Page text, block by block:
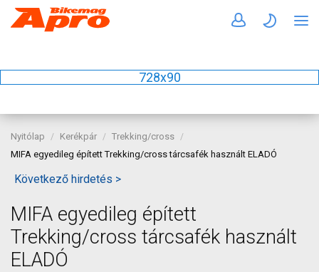
728x90
Nyitólap Kerékpár
Trekking/cross
MIFA egyedileg épített Trekking/cross tárcsafék használt ELADÓ
Következő hirdetés >
MIFA egyedileg épített
Trekking/cross tárcsafék használt
ELADÓ